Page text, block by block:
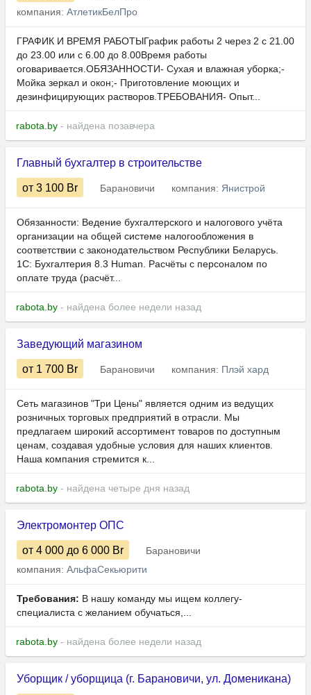
компания: АтлетикБелПро
ГРАФИК И ВРЕМЯ РАБОТЫГрафик работы 2 через 2 с 21.00
до 23.00 или с 6.00 до 8.00Время работы
оговаривается.ОБЯЗАННОСТИ- Сухая и влажная уборка;-
Мойка зеркал и окон;- Приготовление моющих и
дезинфицирующих растворов.ТРЕБОВАНИЯ- Опыт...
rabota.by - найдена позавчера
Главный бухгалтер в строительстве
от 3 100 Br Барановичи компания: Янистрой
Обязанности: Ведение бухгалтерского и налогового учёта
организации на общей системе налогообложения в
соответствии с законодательством Республики Беларусь.
1С: Бухгалтерия 8.3 Human.​​​​​ Расчёты с персоналом по
оплате труда (расчёт...
rabota.by - найдена более недели назад
Заведующий магазином
от 1 700 Br Барановичи компания: Плэй хард
Сеть магазинов "Три Цены" является одним из ведущих
розничных торговых предприятий в отрасли. Мы
предлагаем широкий ассортимент товаров по доступным
ценам, создавая удобные условия для наших клиентов.
Наша компания стремится к...
rabota.by - найдена четыре дня назад
Электромонтер ОПС
от 4 000 до 6 000 Br
Барановичи
компания: АльфаСекьюрити
Требования: В нашу команду мы ищем коллегу-
специалиста с желанием обучаться,...
rabota.by - найдена более недели назад
Уборщик / уборщица (г. Барановичи, ул. Доменикана)